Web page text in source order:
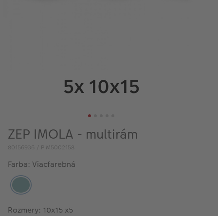
ZEP IMOLA - multirám
80156936 / PIM5002158
Farba: Viacfarebná
Rozmery: 10x15 x5